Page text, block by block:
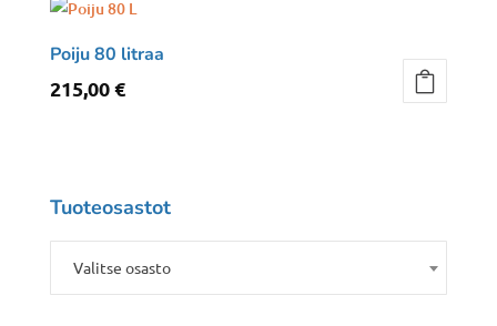
Poiju 80 litraa
215,00€
Tuoteosastot
Valitse osasto